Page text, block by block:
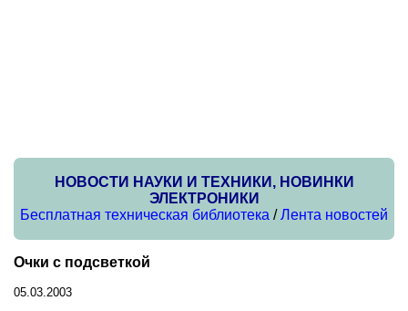
НОВОСТИ НАУКИ И ТЕХНИКИ, НОВИНКИ
ЭЛЕКТРОНИКИ
Бесплатная техническая библиотека /Лента новостей
Очки с подсветкой
05.03.2003